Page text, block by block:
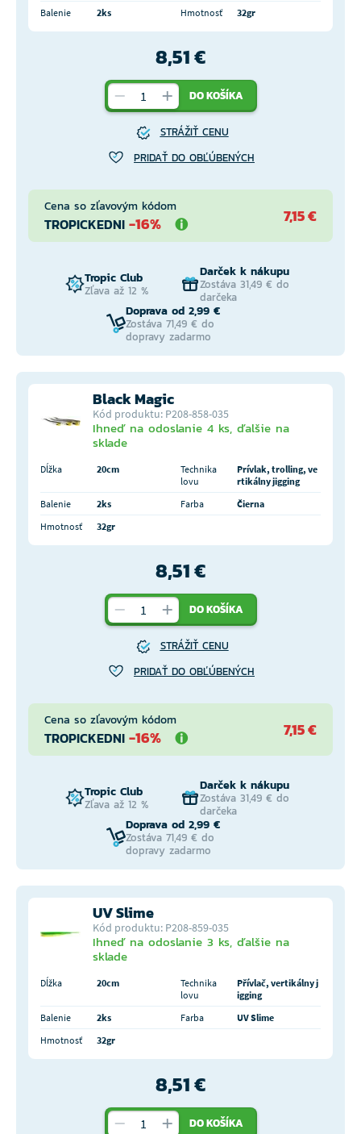
Balenie
2ks Hmotnosť 32gr
8,51 €
DO KOŠÍKA
STRÁŽIŤ CENU
PRIDAŤ DO OBĽÚBENÝCH
Cena so zľavovým kódom
TROPICKEDNI -16% 7,15 €
Tropic Club
Zľava až 12 %
Darček k nákupu
Zostáva 31,49 € do
darčeka
Doprava od 2,99 €
Zostáva 71,49 € do
dopravy zadarmo
Black Magic
Kód produktu: P208-858-035
Ihneď na odoslanie 4 ks, ďalšie na
sklade
Dĺžka 20cm
Technika
lovu
Prívlak, trolling, ve
rtikálny jigging
Balenie
2ks Farba
Čierna
Hmotnosť
32gr
8,51 €
DO KOŠÍKA
STRÁŽIŤ CENU
PRIDAŤ DO OBĽÚBENÝCH
Cena so zľavovým kódom
TROPICKEDNI -16% 7,15 €
Tropic Club
Zľava až 12 %
Darček k nákupu
Zostáva 31,49 € do
darčeka
Doprava od 2,99 €
Zostáva 71,49 € do
dopravy zadarmo
UV Slime
Kód produktu: P208-859-035
Ihneď na odoslanie 3 ks, ďalšie na
sklade
Dĺžka 20cm
Technika
lovu
Přívlač, vertikálny j
igging
Balenie
2ks Farba
UV Slime
Hmotnosť
32gr
8,51 €
DO KOŠÍKA